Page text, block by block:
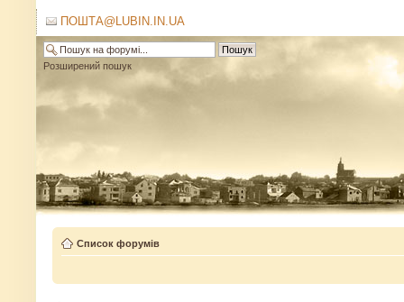
ПОШТА@LUBIN.IN.UA
Розширений пошук
Список форумів